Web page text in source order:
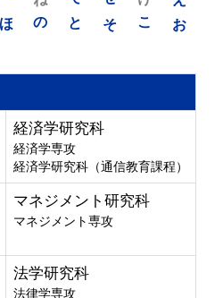
お
こ
そ
と
の
ほ
経済学研究科
経済学専攻
経済学研究科（通信教育課程）
マネジメント研究科
マネジメント専攻
法学研究科
法律学専攻